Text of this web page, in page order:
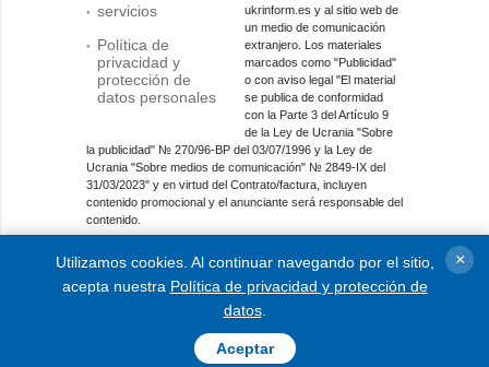
servicios
Política de
privacidad y
protección de
datos personales
ukrinform.es y al sitio web de
un medio de comunicación
extranjero. Los materiales
marcados como "Publicidad"
o con aviso legal "El material
se publica de conformidad
con la Parte 3 del Artículo 9
de la Ley de Ucrania "Sobre
la publicidad" № 270/96-ВР del 03/07/1996 y la Ley de
Ucrania "Sobre medios de comunicación" № 2849-IX del
31/03/2023" y en virtud del Contrato/factura, incluyen
contenido promocional y el anunciante será responsable del
contenido.
Entidad de medios en línea; identificador de medios: R40-
01421.
© 2015-2026 Ukrinform. Todos los derechos reservados.
Utilizamos cookies. Al continuar navegando por el sitio,
acepta nuestra Política de privacidad y protección de
datos.
Aceptar
×